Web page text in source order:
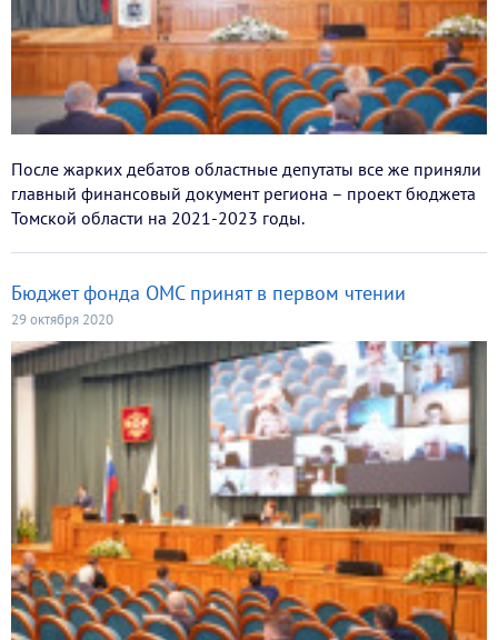
После жарких дебатов областные депутаты все же приняли
главный финансовый документ региона – проект бюджета
Томской области на 2021-2023 годы.
Бюджет фонда ОМС принят в первом чтении
29 октября 2020